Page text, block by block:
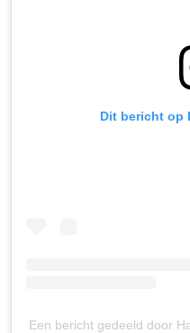
Dit bericht op
Een bericht gedeeld door